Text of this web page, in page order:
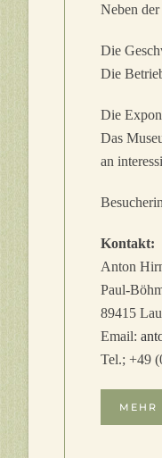
Neben
Die
Die
Die
Das
an
Kontakt:
Anton
Paul-
89415
Email:
Tel.; +49
MEHR